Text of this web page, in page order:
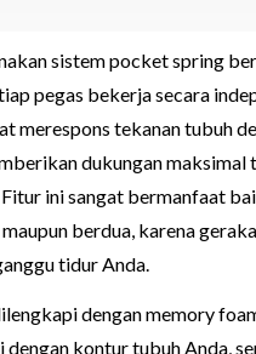
sistem pocket spring
pegas bekerja secara
merespons tekanan tubuh
dukungan maksimal
ini sangat bermanfaat
berdua, karena
tidur Anda.
dengan memory
dengan kontur tubuh Anda,